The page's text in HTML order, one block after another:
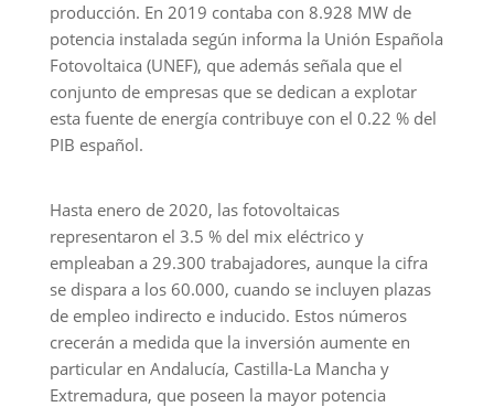
producción. En 2019 contaba con 8.928 MW de
potencia instalada según informa la Unión Española
Fotovoltaica (UNEF), que además señala que el
conjunto de empresas que se dedican a explotar
esta fuente de energía contribuye con el 0.22 % del
PIB español.
Hasta enero de 2020, las fotovoltaicas
representaron el 3.5 % del mix eléctrico y
empleaban a 29.300 trabajadores, aunque la cifra
se dispara a los 60.000, cuando se incluyen plazas
de empleo indirecto e inducido. Estos números
crecerán a medida que la inversión aumente en
particular en Andalucía, Castilla-La Mancha y
Extremadura, que poseen la mayor potencia